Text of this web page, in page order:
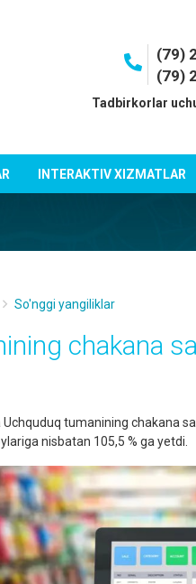
(79)
(79)
Tadbirkorlar
INTERAKTIV XIZMATLAR
So'nggi yangiliklar
chakana
tumanining chakana
nisbatan 105,5 % ga yetdi.